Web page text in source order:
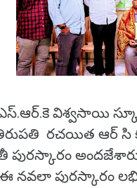
ఎస్.ఆర్.కె విశ్వసాయి
రచయిత ఆర్ సి
నవలా పురస్కారం